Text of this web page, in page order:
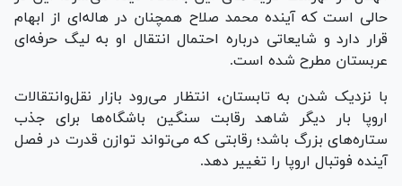
حالی است که آینده محمد صلاح همچنان در هاله‌ای از ابهام
قرار دارد و شایعاتی درباره احتمال انتقال او به لیگ حرفه‌ای
عربستان مطرح شده است.
با نزدیک شدن به تابستان، انتظار می‌رود بازار نقل‌وانتقالات
اروپا بار دیگر شاهد رقابت سنگین باشگاه‌ها برای جذب
ستاره‌های بزرگ باشد؛ رقابتی که می‌تواند توازن قدرت در فصل
آینده فوتبال اروپا را تغییر دهد.